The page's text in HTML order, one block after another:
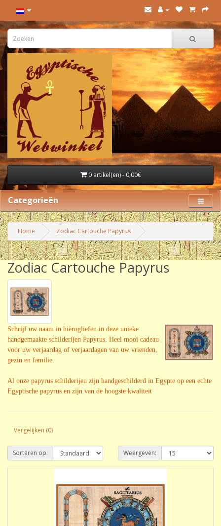
0 artikel(en) - 0,00€
Categorieën
Home Zodiac Cartouche Papyrus
Zodiac Cartouche Papyrus
Schrijf uw naam in hiërogliefen in deze unieke
handgemaakte schilderijen Papyrus. Heel mooi cadeau
voor uw verjaardag of verjaardagen van uw vrienden,
gezin en familie.
Al onze papyrus schilderijen zijn handgeschilderd in Egypte op een echte
Egyptische papyrus en zijn van de hoogste kwaliteit
Vergelijken (0)
Sorteren op: Weergeven: